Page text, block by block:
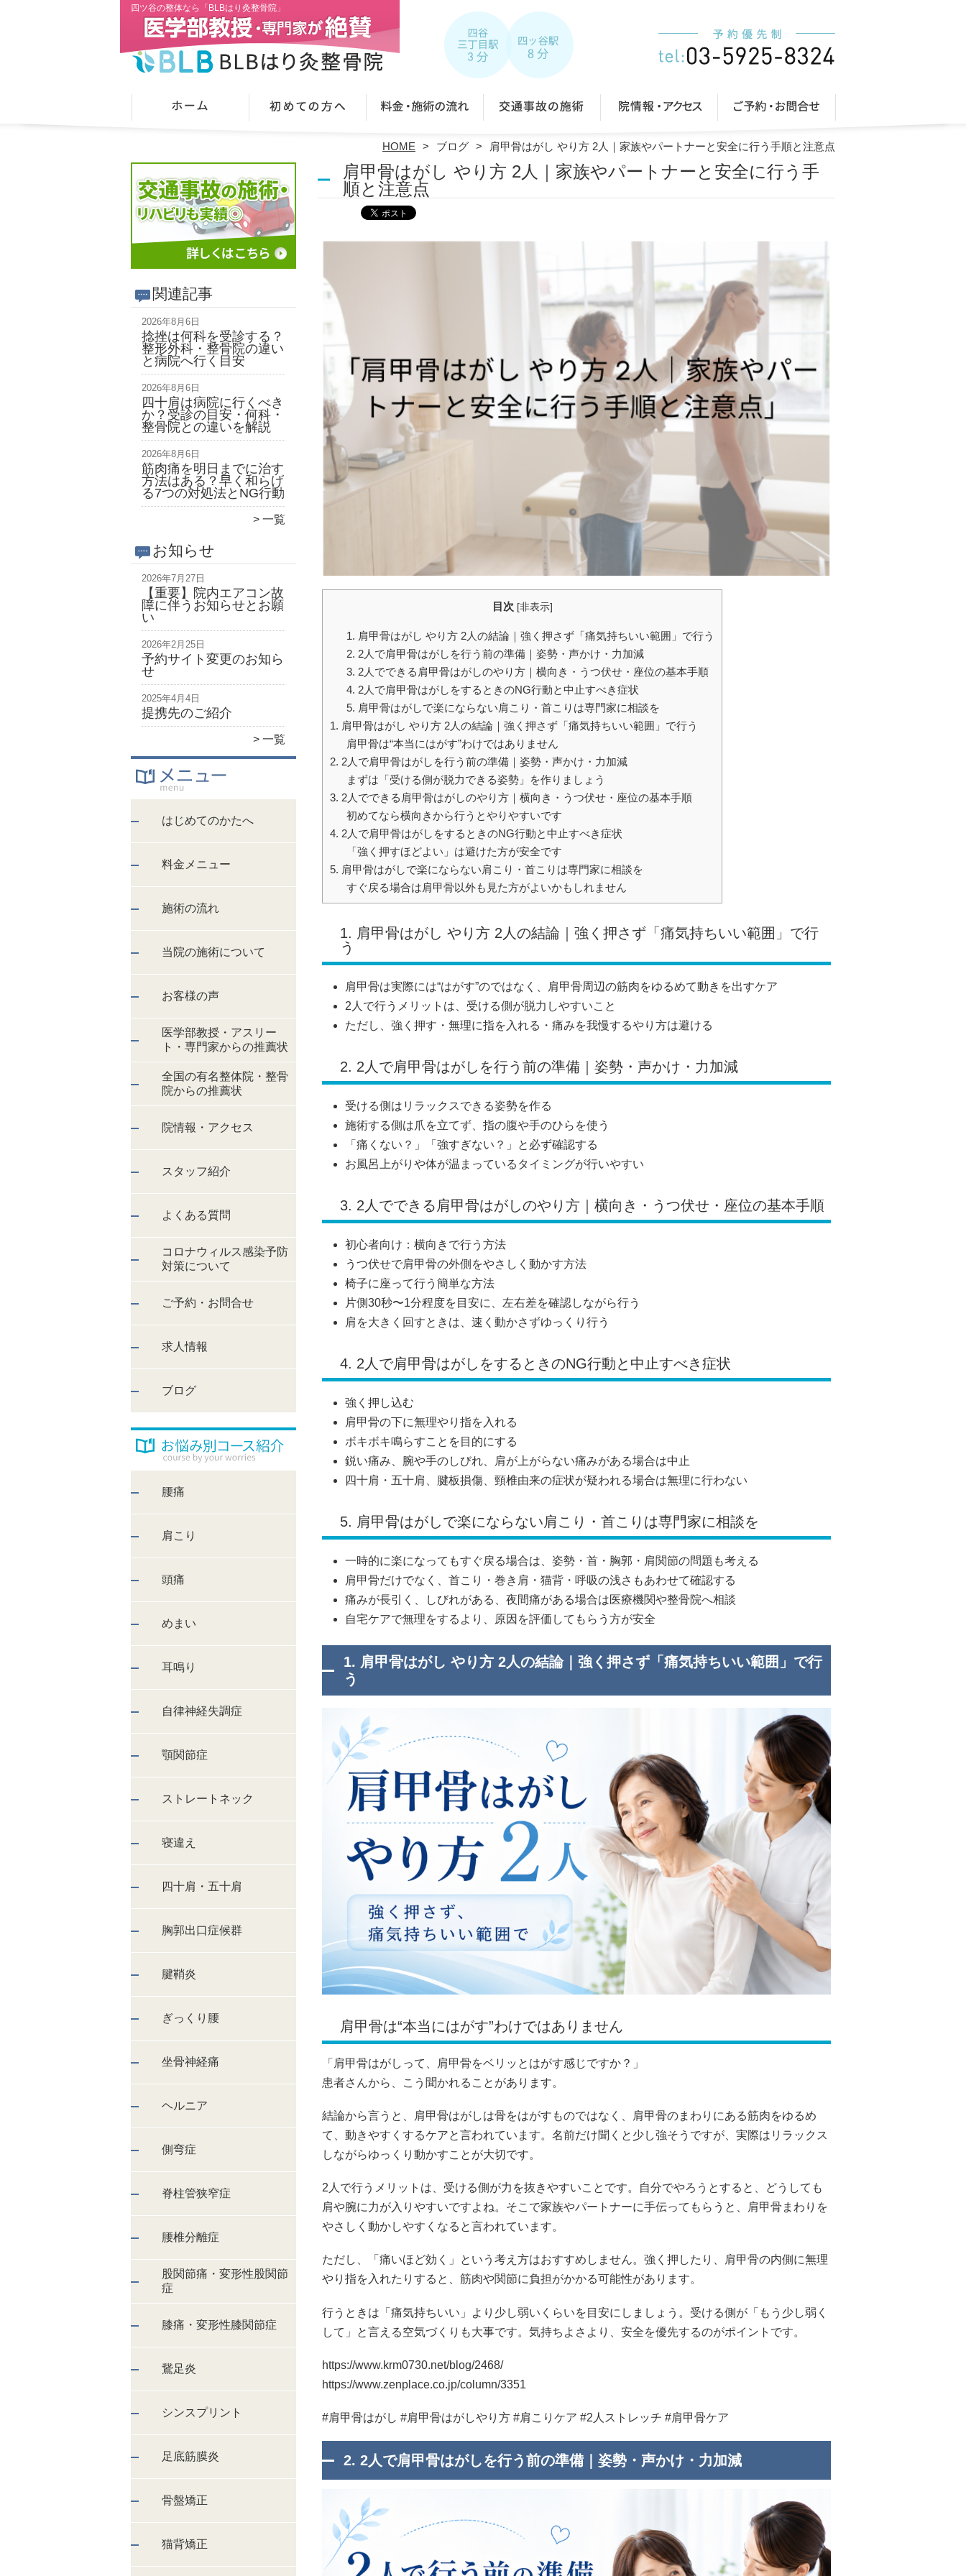
四ツ谷の整体なら「BLBはり灸整骨院」
HOME ブログ 肩甲骨はがし やり方 2人｜家族やパートナーと安全に行う手順と注意点
関連記事
2026年8月6日
捻挫は何科を受診する？
整形外科・整骨院の違い
と病院へ行く目安
2026年8月6日
四十肩は病院に行くべき
か？受診の目安・何科・
整骨院との違いを解説
2026年8月6日
筋肉痛を明日までに治す
方法はある？早く和らげ
る7つの対処法とNG行動
一覧
お知らせ
2026年7月27日
【重要】院内エアコン故
障に伴うお知らせとお願
い
2026年2月25日
予約サイト変更のお知ら
せ
2025年4月4日
提携先のご紹介
一覧
はじめてのかたへ
料金メニュー
施術の流れ
当院の施術について
お客様の声
医学部教授・アスリー
ト・専門家からの推薦状
全国の有名整体院・整骨
院からの推薦状
院情報・アクセス
スタッフ紹介
よくある質問
コロナウィルス感染予防
対策について
ご予約・お問合せ
求人情報
ブログ
腰痛
肩こり
頭痛
めまい
耳鳴り
自律神経失調症
顎関節症
ストレートネック
寝違え
四十肩・五十肩
胸郭出口症候群
腱鞘炎
ぎっくり腰
坐骨神経痛
ヘルニア
側弯症
脊柱管狭窄症
腰椎分離症
股関節痛・変形性股関節
症
膝痛・変形性膝関節症
鵞足炎
シンスプリント
足底筋膜炎
骨盤矯正
猫背矯正
肩甲骨はがし やり方 2人｜家族やパートナーと安全に行う手
順と注意点
目次 [非表示]
1. 肩甲骨はがし やり方 2人の結論｜強く押さず「痛気持ちいい範囲」で行う
2. 2人で肩甲骨はがしを行う前の準備｜姿勢・声かけ・力加減
3. 2人でできる肩甲骨はがしのやり方｜横向き・うつ伏せ・座位の基本手順
4. 2人で肩甲骨はがしをするときのNG行動と中止すべき症状
5. 肩甲骨はがしで楽にならない肩こり・首こりは専門家に相談を
1. 肩甲骨はがし やり方 2人の結論｜強く押さず「痛気持ちいい範囲」で行う
肩甲骨は“本当にはがす”わけではありません
2. 2人で肩甲骨はがしを行う前の準備｜姿勢・声かけ・力加減
まずは「受ける側が脱力できる姿勢」を作りましょう
3. 2人でできる肩甲骨はがしのやり方｜横向き・うつ伏せ・座位の基本手順
初めてなら横向きから行うとやりやすいです
4. 2人で肩甲骨はがしをするときのNG行動と中止すべき症状
「強く押すほどよい」は避けた方が安全です
5. 肩甲骨はがしで楽にならない肩こり・首こりは専門家に相談を
すぐ戻る場合は肩甲骨以外も見た方がよいかもしれません
1. 肩甲骨はがし やり方 2人の結論｜強く押さず「痛気持ちいい範囲」で行
う
肩甲骨は実際には“はがす”のではなく、肩甲骨周辺の筋肉をゆるめて動きを出すケア
2人で行うメリットは、受ける側が脱力しやすいこと
ただし、強く押す・無理に指を入れる・痛みを我慢するやり方は避ける
2. 2人で肩甲骨はがしを行う前の準備｜姿勢・声かけ・力加減
受ける側はリラックスできる姿勢を作る
施術する側は爪を立てず、指の腹や手のひらを使う
「痛くない？」「強すぎない？」と必ず確認する
お風呂上がりや体が温まっているタイミングが行いやすい
3. 2人でできる肩甲骨はがしのやり方｜横向き・うつ伏せ・座位の基本手順
初心者向け：横向きで行う方法
うつ伏せで肩甲骨の外側をやさしく動かす方法
椅子に座って行う簡単な方法
片側30秒〜1分程度を目安に、左右差を確認しながら行う
肩を大きく回すときは、速く動かさずゆっくり行う
4. 2人で肩甲骨はがしをするときのNG行動と中止すべき症状
強く押し込む
肩甲骨の下に無理やり指を入れる
ボキボキ鳴らすことを目的にする
鋭い痛み、腕や手のしびれ、肩が上がらない痛みがある場合は中止
四十肩・五十肩、腱板損傷、頸椎由来の症状が疑われる場合は無理に行わない
5. 肩甲骨はがしで楽にならない肩こり・首こりは専門家に相談を
一時的に楽になってもすぐ戻る場合は、姿勢・首・胸郭・肩関節の問題も考える
肩甲骨だけでなく、首こり・巻き肩・猫背・呼吸の浅さもあわせて確認する
痛みが長引く、しびれがある、夜間痛がある場合は医療機関や整骨院へ相談
自宅ケアで無理をするより、原因を評価してもらう方が安全
1. 肩甲骨はがし やり方 2人の結論｜強く押さず「痛気持ちいい範囲」で行
う
肩甲骨は“本当にはがす”わけではありません
「肩甲骨はがしって、肩甲骨をベリッとはがす感じですか？」
患者さんから、こう聞かれることがあります。
結論から言うと、肩甲骨はがしは骨をはがすものではなく、肩甲骨のまわりにある筋肉をゆるめ
て、動きやすくするケアと言われています。名前だけ聞くと少し強そうですが、実際はリラックス
しながらゆっくり動かすことが大切です。
2人で行うメリットは、受ける側が力を抜きやすいことです。自分でやろうとすると、どうしても
肩や腕に力が入りやすいですよね。そこで家族やパートナーに手伝ってもらうと、肩甲骨まわりを
やさしく動かしやすくなると言われています。
ただし、「痛いほど効く」という考え方はおすすめしません。強く押したり、肩甲骨の内側に無理
やり指を入れたりすると、筋肉や関節に負担がかかる可能性があります。
行うときは「痛気持ちいい」より少し弱いくらいを目安にしましょう。受ける側が「もう少し弱く
して」と言える空気づくりも大事です。気持ちよさより、安全を優先するのがポイントです。
https://www.krm0730.net/blog/2468/
https://www.zenplace.co.jp/column/3351
#肩甲骨はがし #肩甲骨はがしやり方 #肩こりケア #2人ストレッチ #肩甲骨ケア
2. 2人で肩甲骨はがしを行う前の準備｜姿勢・声かけ・力加減